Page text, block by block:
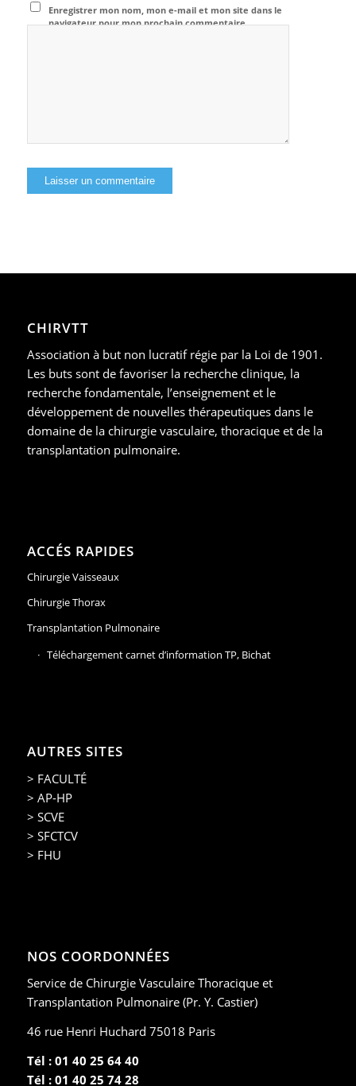
Enregistrer mon nom, mon e-mail et mon site dans le
navigateur pour mon prochain commentaire.
CHIRVTT
Association à but non lucratif régie par la Loi de 1901.
Les buts sont de favoriser la recherche clinique, la
recherche fondamentale, l’enseignement et le
développement de nouvelles thérapeutiques dans le
domaine de la chirurgie vasculaire, thoracique et de la
transplantation pulmonaire.
ACCÉS RAPIDES
Chirurgie Vaisseaux
Chirurgie Thorax
Transplantation Pulmonaire
Téléchargement carnet d’information TP, Bichat
AUTRES SITES
> FACULTÉ
> AP-HP
> SCVE
> SFCTCV
> FHU
NOS COORDONNÉES
Service de Chirurgie Vasculaire Thoracique et
Transplantation Pulmonaire (Pr. Y. Castier)
46 rue Henri Huchard 75018 Paris
Tél : 01 40 25 64 40
Tél : 01 40 25 74 28